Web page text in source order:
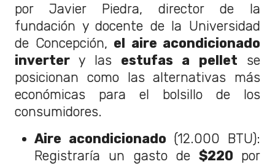
por Javier Piedra, director de la
fundación y docente de la Universidad
de Concepción, el aire acondicionado
inverter y las estufas a pellet se
posicionan como las alternativas más
económicas para el bolsillo de los
consumidores.
Aire acondicionado (12.000 BTU):
Registraría un gasto de $220 por